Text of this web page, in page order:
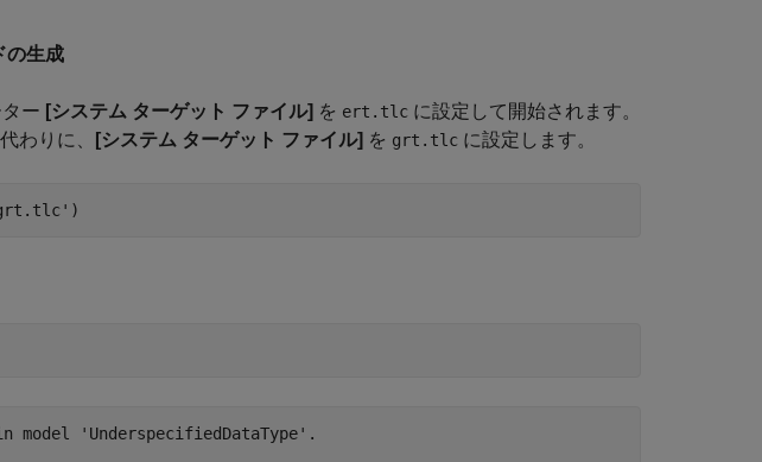
の生成
ー [システム ターゲット ファイル] を ert.tlc に設定して開始されます。
わりに、
[システム ターゲット ファイル] を grt.tlc に設定します。
model 'UnderspecifiedDataType'.